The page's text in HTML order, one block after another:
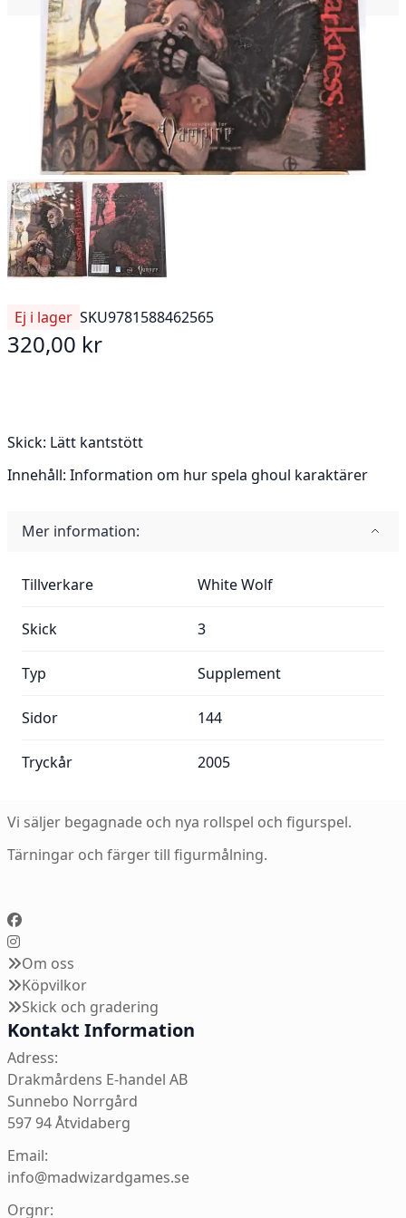
Ej i lager SKU9781588462565
320,00 kr
Skick: Lätt kantstött
Innehåll: Information om hur spela ghoul karaktärer
Mer information:
Tillverkare White Wolf
Skick 3
Typ Supplement
Sidor 144
Tryckår 2005
Vi säljer begagnade och nya rollspel och figurspel.
Tärningar och färger till figurmålning.
Om oss
Köpvilkor
Skick och gradering
Kontakt Information
Adress:
Drakmårdens E-handel AB
Sunnebo Norrgård
597 94 Åtvidaberg
Email:
info@madwizardgames.se
Orgnr: